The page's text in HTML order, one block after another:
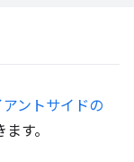
ントサイドの
す。